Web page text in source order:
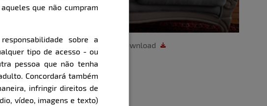
Download
que não cumpram
sobre a
tipo de acesso - ou
pessoa que não tenha
Concordará também
infringir direitos de
vídeo, imagens e texto)